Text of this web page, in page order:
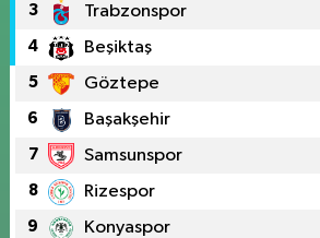
3 Trabzonspor
4 Beşiktaş
5 Göztepe
6 Başakşehir
7 Samsunspor
8 Rizespor
9 Konyaspor